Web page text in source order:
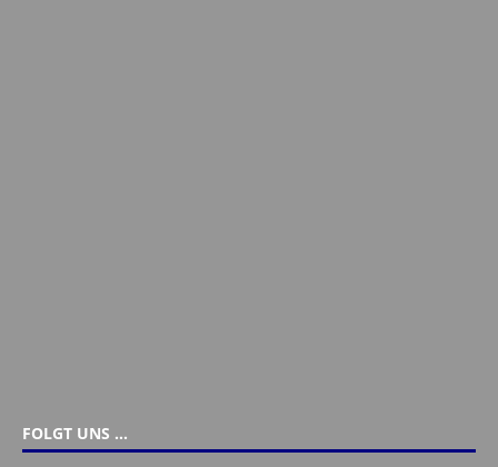
FOLGT UNS …